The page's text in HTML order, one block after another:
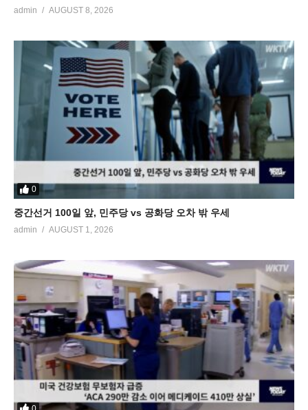
admin AUGUST 8, 2026
0
중간선거 100일 앞, 민주당 vs 공화당 오차 밖 우세
admin AUGUST 1, 2026